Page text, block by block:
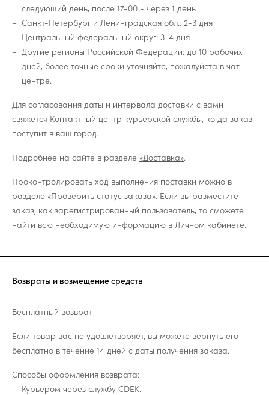
следующий день, после 17-00 - через 1 день
Санкт-Петербург и Ленинградская обл.: 2-3 дня
Центральный федеральный округ: 3-4 дня
Другие регионы Российской Федерации: до 10 рабочих
дней, более точные сроки уточняйте, пожалуйста в чат-
центре.
Для согласования даты и интервала доставки с вами
свяжется Контактный центр курьерской службы, когда заказ
поступит в ваш город.
Подробнее на сайте в разделе «Доставка».
Проконтролировать ход выполнения поставки можно в
разделе «Проверить статус заказа». Если вы разместите
заказ, как зарегистрированный пользователь, то сможете
найти всю необходимую информацию в Личном кабинете.
Возвраты и возмещение средств
Бесплатный возврат
Если товар вас не удовлетворяет, вы можете вернуть его
бесплатно в течение 14 дней с даты получения заказа.
Способы оформления возврата:
Курьером через службу CDEK.